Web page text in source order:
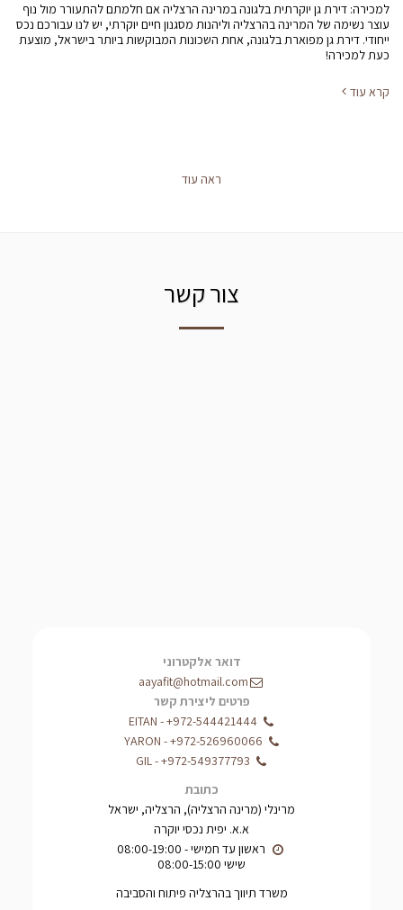
למכירה: דירת גן יוקרתית בלגונה במרינה הרצליה אם חלמתם להתעורר מול נוף
עוצר נשימה של המרינה בהרצליה וליהנות מסגנון חיים יוקרתי, יש לנו עבורכם נכס
ייחודי. דירת גן מפוארת בלגונה, אחת השכונות המבוקשות ביותר בישראל, מוצעת
כעת למכירה!
קרא עוד
ראה עוד
צור קשר
דואר אלקטרוני
aayafit@hotmail.com
פרטים ליצירת קשר
+972-544421444
-
EITAN
+972-526960066
-
YARON
+972-549377793
-
GIL
כתובת
מרינלי (מרינה הרצליה), הרצליה, ישראל
א.א. יפית נכסי יוקרה
שישי 08:00-15:00
משרד תיווך בהרצליה פיתוח והסביבה